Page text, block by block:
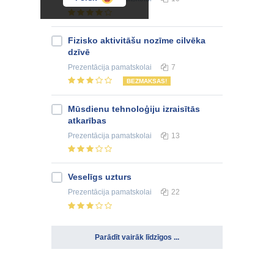
Fizisko aktivitāšu nozīme cilvēka
dzīvē
Prezentācija pamatskolai 7
BEZMAKSAS!
Mūsdienu tehnoloģiju izraisītās
atkarības
Prezentācija pamatskolai 13
Veselīgs uzturs
Prezentācija pamatskolai 22
Parādīt vairāk līdzīgos ...